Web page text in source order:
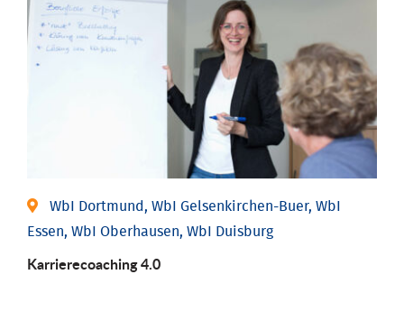
WbI Dortmund, WbI Gelsenkirchen-Buer, WbI
Essen, WbI Oberhausen, WbI Duisburg
Karriere­coaching 4.0